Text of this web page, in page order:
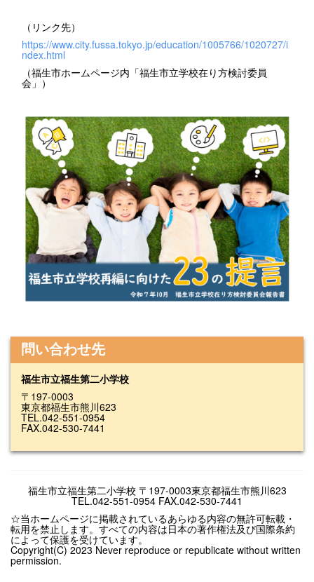
（リンク先）
https://www.city.fussa.tokyo.jp/education/1005766/1020727/i
ndex.html
（福生市ホームページ内「福生市立学校在り方検討委員
会」）
問い合わせ先
福生市立福生第二小学校
〒197-0003
東京都福生市熊川623
TEL.042-551-0954
FAX.042-530-7441
福生市立福生第二小学校 〒197-0003東京都福生市熊川623
TEL.042-551-0954 FAX.042-530-7441
☆当ホームページに掲載されているあらゆる内容の無許可転載・
転用を禁止します。すべての内容は日本の著作権法及び国際条約
によって保護を受けています。
Copyright(C) 2023 Never reproduce or republicate without written
permission.